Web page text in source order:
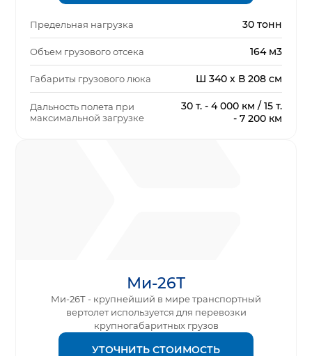
Предельная нагрузка 30 тонн
Объем грузового отсека 164 м3
Габариты грузового люка Ш 340 х В 208 см
Дальность полета при
максимальной загрузке
30 т. - 4 000 км / 15 т.
- 7 200 км
Ми-26Т
Ми-26Т - крупнейший в мире транспортный
вертолет используется для перевозки
крупногабаритных грузов
УТОЧНИТЬ СТОИМОСТЬ